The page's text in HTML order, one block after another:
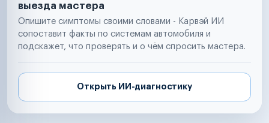
выезда мастера
Опишите симптомы своими словами - Карвэй ИИ
сопоставит факты по системам автомобиля и
подскажет, что проверять и о чём спросить мастера.
Открыть ИИ-диагностику